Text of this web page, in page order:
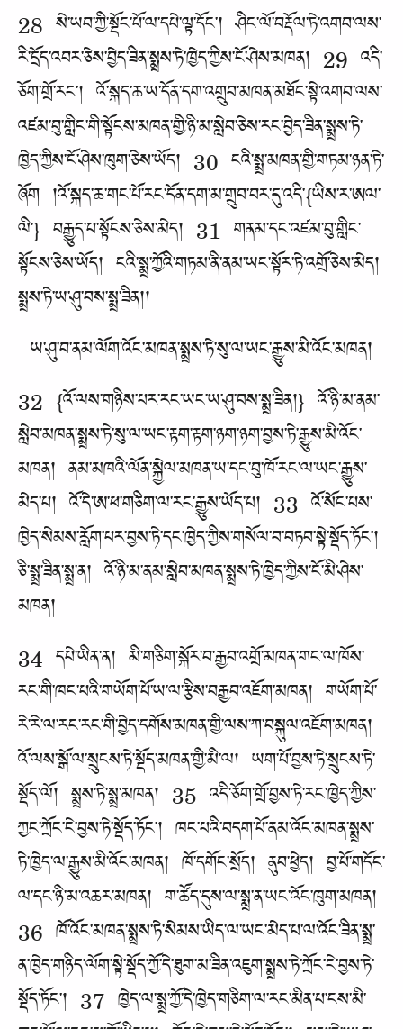
28 སེ་ཡབ་ཀྱི་སྡོང་པོ་ལ་དཔེ་ལྟ་དོང་། ཤིང་ལོ་བརྡོལ་ཏེ་འགབ་ལས་
རི་དྲོད་འབར་ཅེས་བྱེད་ཟིན་སྨྲས་ཏེ་ཁྱེད་ཀྱིས་ངོ་ཤེས་མཁན། 29 འདི་
ཅོག་གྲོ་རང་། འོ་སྐད་ཆ་ཡ་དོན་དག་འགྲུབ་མཁན་མཐོང་སྟེ་འགབ་ལས་
འཛམ་བུ་གླིང་གི་སྟོངས་མཁན་གྱི་ཉི་མ་སླེབ་ཅེས་རང་བྱེད་ཟིན་སྨྲས་ཏེ་
ཁྱེད་ཀྱིས་ངོ་ཤེས་ཁུག་ཅེས་ཡོད། 30 ངའི་སྨྲ་མཁན་གྱི་གཏམ་ཉན་ཏེ་
ཞོག །འོ་སྐད་ཆ་གང་པོ་རང་དོན་དག་མ་གྲུབ་བར་དུ་འདི་{ཡིས་ར་ཨལ་
ལི་} བརྒྱུད་པ་སྟོངས་ཅེས་མེད། 31 གནམ་དང་འཛམ་བུ་གླིང་
སྟོངས་ཅེས་ཡོད། ངའི་སྨྲ་ཀྱོའི་གཏམ་ནི་ནམ་ཡང་སྟོར་ཏེ་འགྲོ་ཅེས་མེད།
སྨྲས་ཏེ་ཡ་ཤུ་བས་སྨྲ་ཟིན།།
ཡ་ཤུ་བ་ནམ་ལོག་འོང་མཁན་སྨྲས་ཏེ་སུ་ལ་ཡང་རྒྱུས་མི་འོང་མཁན།
32 {འོ་ལས་གཉིས་པར་རང་ཡང་ཡ་ཤུ་བས་སྨྲ་ཟིན།} འོ་ཉི་མ་ནམ་
སླེབ་མཁན་སྨྲས་ཏེ་སུ་ལ་ཡང་རྟག་རྟག་ཉག་ཉག་བྱས་ཏེ་རྒྱུས་མི་འོང་
མཁན། ནམ་མཁའི་ལོན་སྐྱེལ་མཁན་ཡ་དང་བུ་ཁོ་རང་ལ་ཡང་རྒྱུས་
མེད་པ། འོ་དེ་ཨ་ཕ་གཅིག་ལ་རང་རྒྱུས་ཡོད་པ། 33 འོ་སོང་པས་
ཁྱེད་སེམས་རློག་པར་བྱས་ཏེ་དང་ཁྱེད་ཀྱིས་གསོལ་བ་བཏབ་སྟེ་སྡོད་ཏོང་།
ཅི་སྨྲ་ཟིན་སྨྲ་ན། འོ་ཉི་མ་ནམ་སླེབ་མཁན་སྨྲས་ཏེ་ཁྱེད་ཀྱིས་ངོ་མི་ཤེས་
མཁན།
34 དཔེ་ཡིན་ན། མི་གཅིག་སྐོར་བ་རྒྱབ་འགྲོ་མཁན་གང་ལ་ཁོས་
རང་གི་ཁང་པའི་གཡོག་པོ་ཡ་ལ་རྩིས་བརྒྱབ་འཇོག་མཁན། གཡོག་པོ་
རེ་རེ་ལ་རང་རང་གི་བྱེད་དགོས་མཁན་གྱི་ལས་ཀ་བསྐུལ་འཇོག་མཁན།
འོ་ལས་སྒོ་ལ་སྲུངས་ཏེ་སྡོད་མཁན་གྱི་མི་ལ། ཡག་པོ་བྱས་ཏེ་སྲུངས་ཏེ་
སྡོད་ལོ། སྨྲས་ཏེ་སྨྲ་མཁན། 35 འདི་ཅོག་གྲོ་བྱས་ཏེ་རང་ཁྱེད་ཀྱིས་
ཀྱང་ཀྲོང་ངེ་བྱས་ཏེ་སྡོད་ཏོང་། ཁང་པའི་བདག་པོ་ནམ་འོང་མཁན་སྨྲས་
ཏེ་ཁྱེད་ལ་རྒྱུས་མི་འོང་མཁན། ཁོ་དགོང་སྲོད། ནུབ་ཕྱེད། བྱ་པོ་གདོང་
ལ་དང་ཉི་མ་འཆར་མཁན། ག་ཚོད་དུས་ལ་སྨྲ་ན་ཡང་འོང་ཁུག་མཁན།
36 ཁོ་འོང་མཁན་སྨྲས་ཏེ་སེམས་ཡིད་ལ་ཡང་མེད་པ་ལ་འོང་ཟིན་སྨྲ་
ན་ཁྱེད་གཉིད་ལོག་སྟེ་སྡོད་ཀྱོ་དེ་ཐུག་མ་ཟིན་འཇུག་སྨྲས་ཏེ་ཀྲོང་ངེ་བྱས་ཏེ་
སྡོད་ཏོང་། 37 ཁྱེད་ལ་སྨྲ་ཀྱོ་དེ་ཁྱེད་གཅིག་ལ་རང་མིན་པ་ངས་མི་